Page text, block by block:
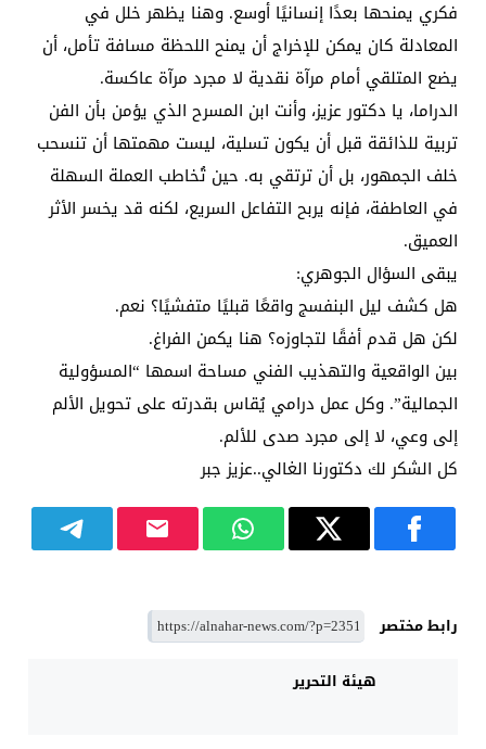
فكري يمنحها بعدًا إنسانيًا أوسع. وهنا يظهر خلل في
المعادلة كان يمكن للإخراج أن يمنح اللحظة مسافة تأمل، أن
يضع المتلقي أمام مرآة نقدية لا مجرد مرآة عاكسة.
الدراما، يا دكتور عزيز، وأنت ابن المسرح الذي يؤمن بأن الفن
تربية للذائقة قبل أن يكون تسلية، ليست مهمتها أن تنسحب
خلف الجمهور، بل أن ترتقي به. حين تُخاطب العملة السهلة
في العاطفة، فإنه يربح التفاعل السريع، لكنه قد يخسر الأثر
العميق.
يبقى السؤال الجوهري:
هل كشف ليل البنفسج واقعًا قبليًا متفشيًا؟ نعم.
لكن هل قدم أفقًا لتجاوزه؟ هنا يكمن الفراغ.
بين الواقعية والتهذيب الفني مساحة اسمها “المسؤولية
الجمالية”. وكل عمل درامي يُقاس بقدرته على تحويل الألم
إلى وعي، لا إلى مجرد صدى للألم.
كل الشكر لك دكتورنا الغالي..عزيز جبر
رابط مختصر
هيئة التحرير